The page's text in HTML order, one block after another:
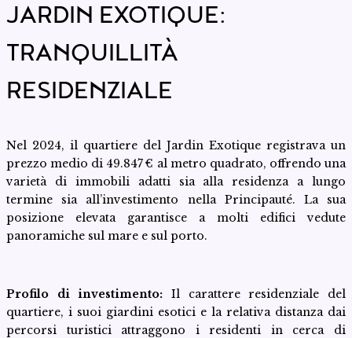
JARDIN EXOTIQUE:
TRANQUILLITÀ
RESIDENZIALE
Nel 2024, il quartiere del Jardin Exotique registrava un
prezzo medio di 49.847 € al metro quadrato, offrendo una
varietà di immobili adatti sia alla residenza a lungo
termine sia all’investimento nella Principauté. La sua
posizione elevata garantisce a molti edifici vedute
panoramiche sul mare e sul porto.
Profilo di investimento: Il carattere residenziale del
quartiere, i suoi giardini esotici e la relativa distanza dai
percorsi turistici attraggono i residenti in cerca di